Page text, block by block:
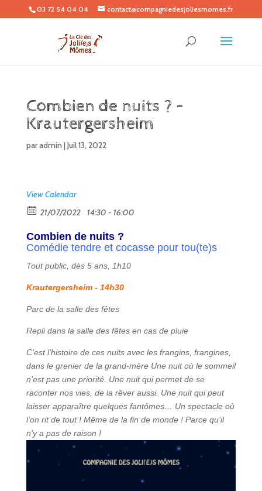
03 72 54 04 04 contact@compagniedesjoliesmomes.fr
Combien de nuits ? –
Krautergersheim
paradmin |Juil 13, 2022
View Calendar
21/07/2022
14:30 - 16:00
Combien de nuits ?
Comédie tendre et cocasse pour tou(te)s
Tout public, dès 5 ans, 1h10
Krautergersheim - 14h30
Parc de la salle des fêtes
Repli dans la salle des fêtes en cas de pluie
C’est l’histoire de ces nuits avec les frangins, frangines,
dans le grenier de la grand-mère Une nuit où le sommeil
n’est pas une priorité. Une nuit qui permet de se
raconter nos vies, de la rêver aussi. Une nuit qui peut
laisser apparaître quelques fantômes… Un spectacle où
l’on rit de tout ! Même de la fin de monde ! Parce qu’il
n’y a pas de raison !